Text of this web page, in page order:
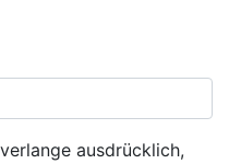
ausdrücklich,